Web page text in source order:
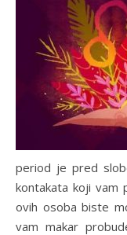
period je pred
kontakata koji vam
ovih osoba biste
vam makar